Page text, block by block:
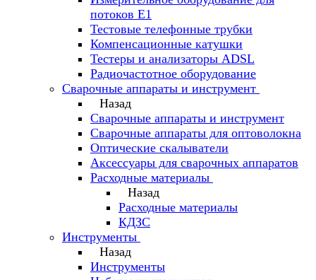
потоков Е1
Тестовые телефонные трубки
Компенсационные катушки
Тестеры и анализаторы ADSL
Радиочастотное оборудование
Сварочные аппараты и инструмент
Назад
Сварочные аппараты и инструмент
Сварочные аппараты для оптоволокна
Оптические скалыватели
Аксессуары для сварочных аппаратов
Расходные материалы
Назад
Расходные материалы
КДЗС
Инструменты
Назад
Инструменты